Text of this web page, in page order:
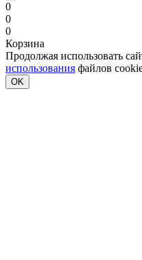
0
0
0
Корзина
Продолжая использовать
использования файлов
OK